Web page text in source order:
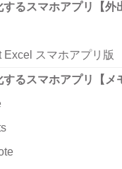
するスマホアプリ【外
Excel スマホアプリ版
するスマホアプリ【メ